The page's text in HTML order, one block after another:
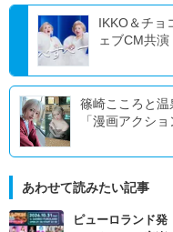
IKKO＆チョ
ェブCM共
篠崎こころと
「漫画アクシ
あわせて読みたい記事
ピューロランド